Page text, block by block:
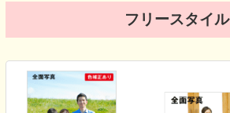
フリースタイル